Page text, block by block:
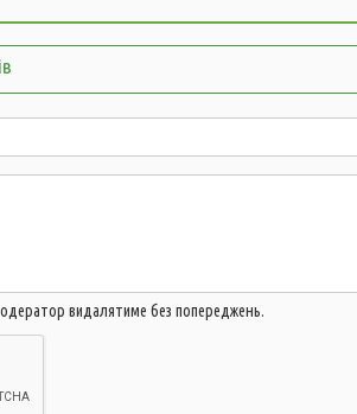
видалятиме без попереджень.